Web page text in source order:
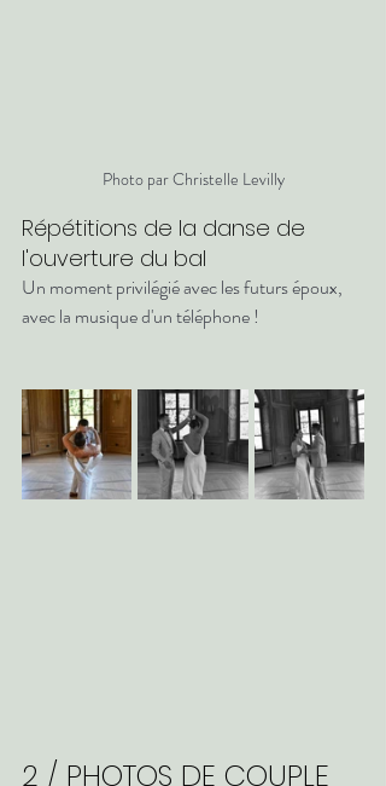
Photo par Christelle Levilly
Répétitions de la danse de
l'ouverture du bal
Un moment privilégié avec les futurs époux,
avec la musique d'un téléphone !
2 / PHOTOS DE COUPLE